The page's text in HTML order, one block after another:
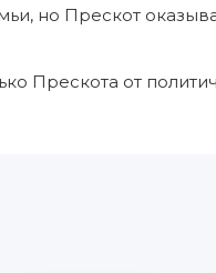
но Прескот
Прескота от